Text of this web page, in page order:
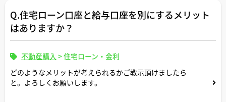
Q.住宅ローン口座と給与口座を別にするメリット
はありますか？
不動産購入 >住宅ローン・金利
どのようなメリットが考えられるかご教示頂けましたら
と。よろしくお願いします。